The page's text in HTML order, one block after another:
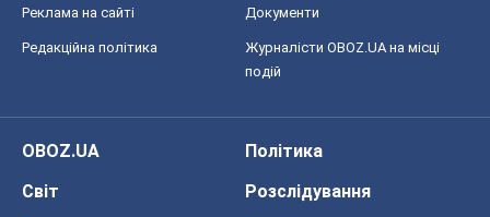
Реклама на сайті Документи
Редакційна політика
Журналісти OBOZ.UA на місці
подій
OBOZ.UA
Політика
Світ
Розслідування